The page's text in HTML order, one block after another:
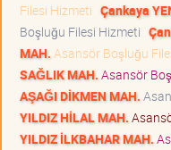
Filesi Hizmeti Çankaya
Boşluğu Filesi Hizmeti
MAH. Asansör Boşluğu
SAĞLIK MAH. Asansör
AŞAĞI DİKMEN MAH.
YILDIZ HİLAL MAH.
YILDIZ İLKBAHAR MAH.